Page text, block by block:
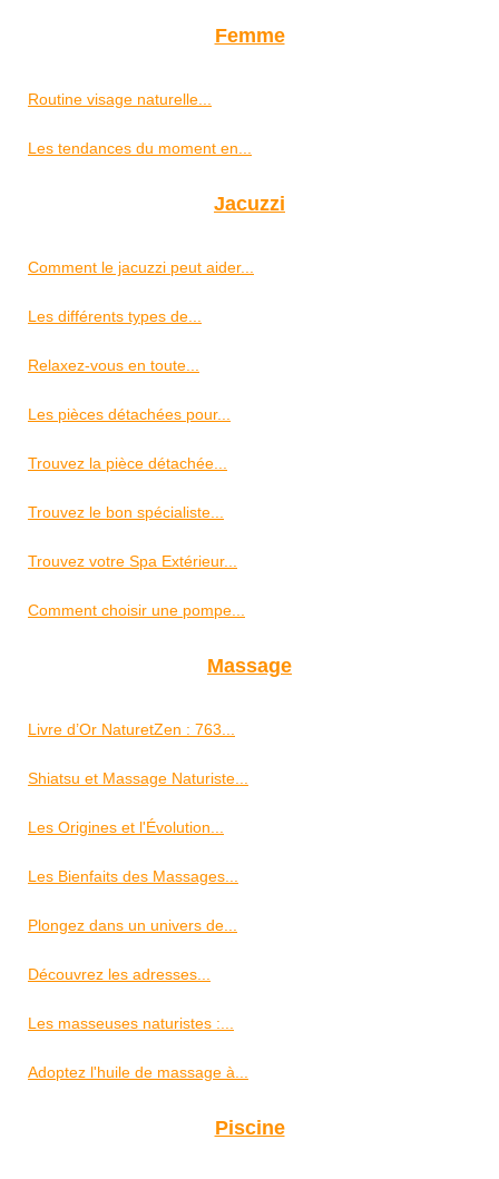
Femme
Routine visage naturelle...
Les tendances du moment en...
Jacuzzi
Comment le jacuzzi peut aider...
Les différents types de...
Relaxez-vous en toute...
Les pièces détachées pour...
Trouvez la pièce détachée...
Trouvez le bon spécialiste...
Trouvez votre Spa Extérieur...
Comment choisir une pompe...
Massage
Livre d’Or NaturetZen : 763...
Shiatsu et Massage Naturiste...
Les Origines et l'Évolution...
Les Bienfaits des Massages...
Plongez dans un univers de...
Découvrez les adresses...
Les masseuses naturistes :...
Adoptez l'huile de massage à...
Piscine